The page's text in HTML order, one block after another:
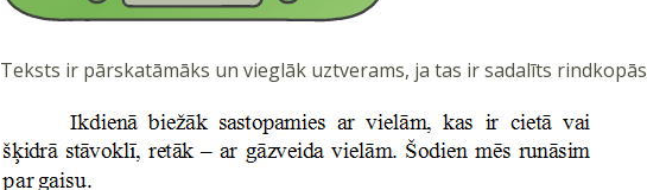
Teksts ir pārskatāmāks un vieglāk uztverams, ja tas ir sadalīts